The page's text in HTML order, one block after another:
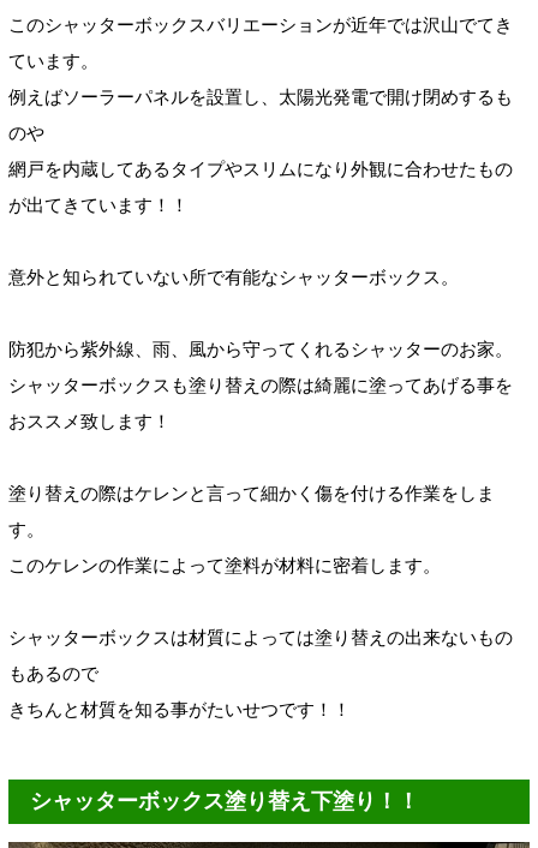
このシャッターボックスバリエーションが近年では沢山でてき
ています。
例えばソーラーパネルを設置し、太陽光発電で開け閉めするも
のや
網戸を内蔵してあるタイプやスリムになり外観に合わせたもの
が出てきています！！
意外と知られていない所で有能なシャッターボックス。
防犯から紫外線、雨、風から守ってくれるシャッターのお家。
シャッターボックスも塗り替えの際は綺麗に塗ってあげる事を
おススメ致します！
塗り替えの際はケレンと言って細かく傷を付ける作業をしま
す。
このケレンの作業によって塗料が材料に密着します。
シャッターボックスは材質によっては塗り替えの出来ないもの
もあるので
きちんと材質を知る事がたいせつです！！
シャッターボックス塗り替え下塗り！！